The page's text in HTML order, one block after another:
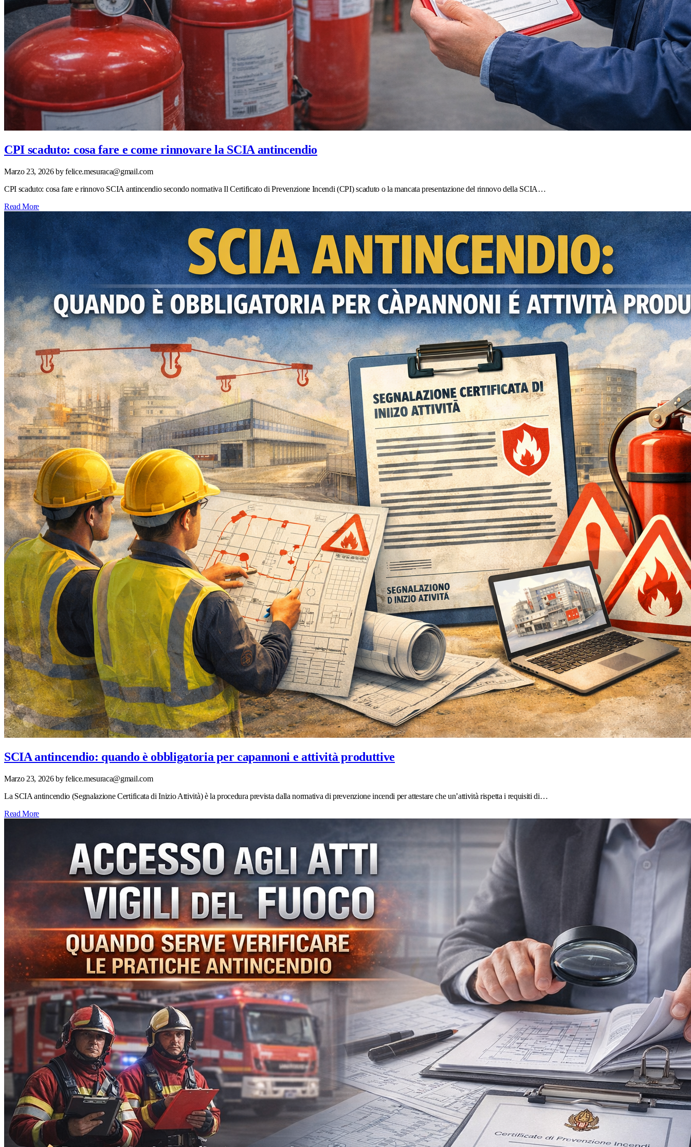
CPI scaduto: cosa fare e come rinnovare la SCIA antincendio
Marzo 23, 2026by felice.mesuraca@gmail.com
CPI scaduto: cosa fare e rinnovo SCIA antincendio secondo normativa Il Certificato di Prevenzione Incendi (CPI) scaduto o la mancata presentazione del rinnovo della SCIA…
Read More
SCIA antincendio: quando è obbligatoria per capannoni e attività produttive
Marzo 23, 2026by felice.mesuraca@gmail.com
La SCIA antincendio (Segnalazione Certificata di Inizio Attività) è la procedura prevista dalla normativa di prevenzione incendi per attestare che un’attività rispetta i requisiti di…
Read More